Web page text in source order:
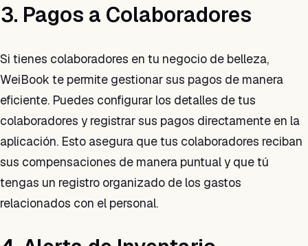
3. Pagos a Colaboradores
Si tienes colaboradores en tu negocio de belleza,
WeiBook te permite gestionar sus pagos de manera
eficiente. Puedes configurar los detalles de tus
colaboradores y registrar sus pagos directamente en la
aplicación. Esto asegura que tus colaboradores reciban
sus compensaciones de manera puntual y que tú
tengas un registro organizado de los gastos
relacionados con el personal.